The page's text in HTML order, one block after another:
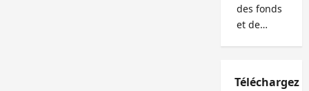
des fonds
et de…
Téléchargez